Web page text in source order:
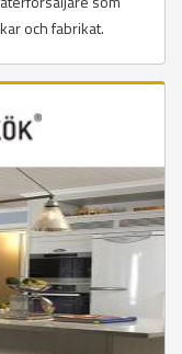
och fabrikat.